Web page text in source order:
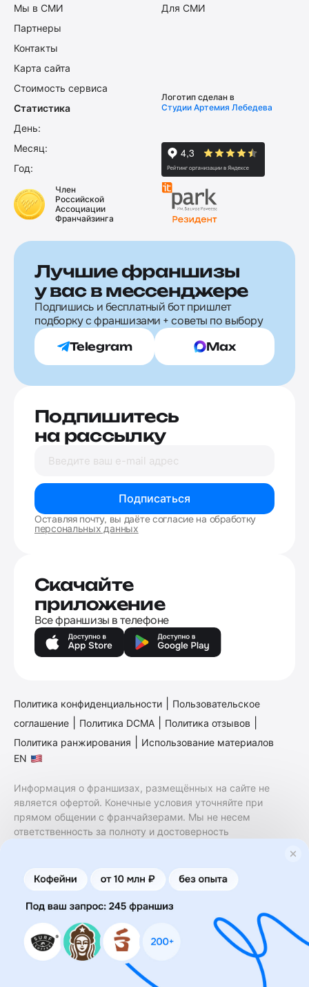
Мы в СМИ
Партнеры
Контакты
Карта сайта
Стоимость сервиса
Для СМИ
Статистика
День:
Месяц:
Год:
Логотип сделан в
Студии Артемия Лебедева
Член
Российской
Ассоциации
Франчайзинга
Лучшие франшизы
у вас в мессенджере
Подпишись и бесплатный бот пришлет
подборку с франшизами + советы по выбору
Telegram Max
Подпишитесь
на рассылку
Подписаться
Оставляя почту, вы даёте согласие на обработку
персональных данных
Скачайте
приложение
Все франшизы в телефоне
Политика конфиденциальности
Пользовательское
соглашение
Политика DCMA Политика отзывов
Политика ранжирования
Использование материалов
EN
Информация о франшизах, размещённых на сайте не
является офертой. Конечные условия уточняйте при
прямом общении с франчайзерами. Мы не несем
ответственность за полноту и достоверность
финансовые услуги. Заключение договоров
коммерческой концессии (франчайзинга) осуществляется
правообладателями/их представителями. Бизнесменс.ру
не является посредником или представителем
правообладателя и не несет ответственность за условия
предоставления франшизы и действия лиц,
осуществленные на основании информации, имеющейся
на сайте или полученной через него. За достоверность